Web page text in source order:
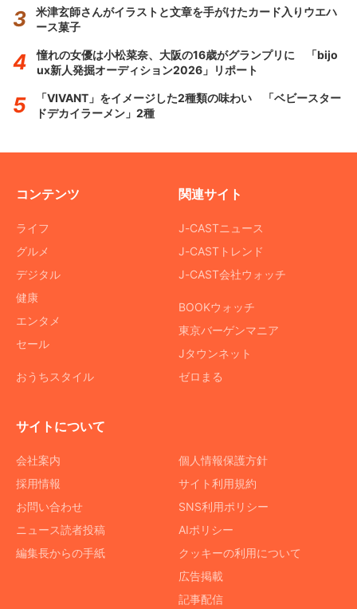
米津玄師さんがイラストと文章を手がけたカード入りウエハ
ース菓子
憧れの女優は小松菜奈、大阪の16歳がグランプリに 「bijo
ux新人発掘オーディション2026」リポート
「VIVANT」をイメージした2種類の味わい 「ベビースター
ドデカイラーメン」2種
コンテンツ
ライフ
グルメ
デジタル
健康
エンタメ
セール
おうちスタイル
関連サイト
J-CASTニュース
J-CASTトレンド
J-CAST会社ウォッチ
BOOKウォッチ
東京バーゲンマニア
Jタウンネット
ゼロまる
サイトについて
会社案内
採用情報
お問い合わせ
ニュース読者投稿
編集長からの手紙
個人情報保護方針
サイト利用規約
SNS利用ポリシー
AIポリシー
クッキーの利用について
広告掲載
記事配信